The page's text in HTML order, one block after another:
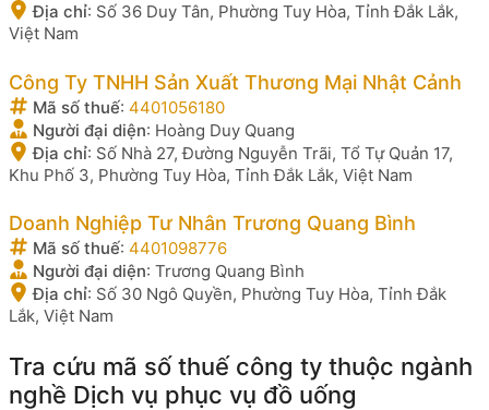
Địa chỉ: Số 36 Duy Tân, Phường Tuy Hòa, Tỉnh Đắk Lắk,
Việt Nam
Công Ty TNHH Sản Xuất Thương Mại Nhật Cảnh
Mã số thuế: 4401056180
Người đại diện: Hoàng Duy Quang
Địa chỉ: Số Nhà 27, Đường Nguyễn Trãi, Tổ Tự Quản 17,
Khu Phố 3, Phường Tuy Hòa, Tỉnh Đắk Lắk, Việt Nam
Doanh Nghiệp Tư Nhân Trương Quang Bình
Mã số thuế: 4401098776
Người đại diện: Trương Quang Bình
Địa chỉ: Số 30 Ngô Quyền, Phường Tuy Hòa, Tỉnh Đắk
Lắk, Việt Nam
Tra cứu mã số thuế công ty thuộc ngành
nghề Dịch vụ phục vụ đồ uống